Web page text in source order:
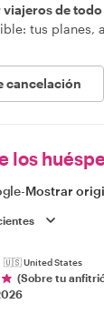
de
tus planes,
cancelación
los
-Mostrar
🇺🇸United States
(Sobre tu